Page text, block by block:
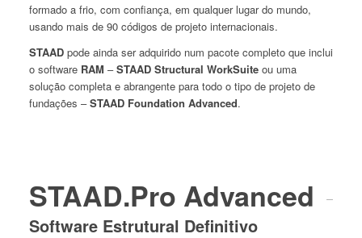
formado a frio, com confiança, em qualquer lugar do mundo,
usando mais de 90 códigos de projeto internacionais.
STAADpode ainda ser adquirido num pacote completo que inclui
o software RAM –STAAD Structural WorkSuiteou uma
solução completa e abrangente para todo o tipo de projeto de
fundações –STAAD Foundation Advanced.
STAAD.Pro Advanced
Software Estrutural Definitivo